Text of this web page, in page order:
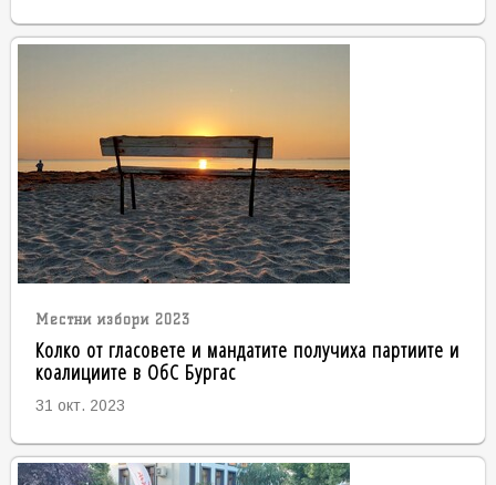
Местни избори 2023
Колко от гласовете и мандатите получиха партиите и
коалициите в ОбС Бургас
31 окт. 2023